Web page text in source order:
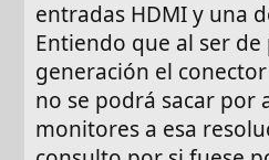
entradas HDMI y una
Entiendo que al ser
generación el
no se podrá sacar por
monitores a esa